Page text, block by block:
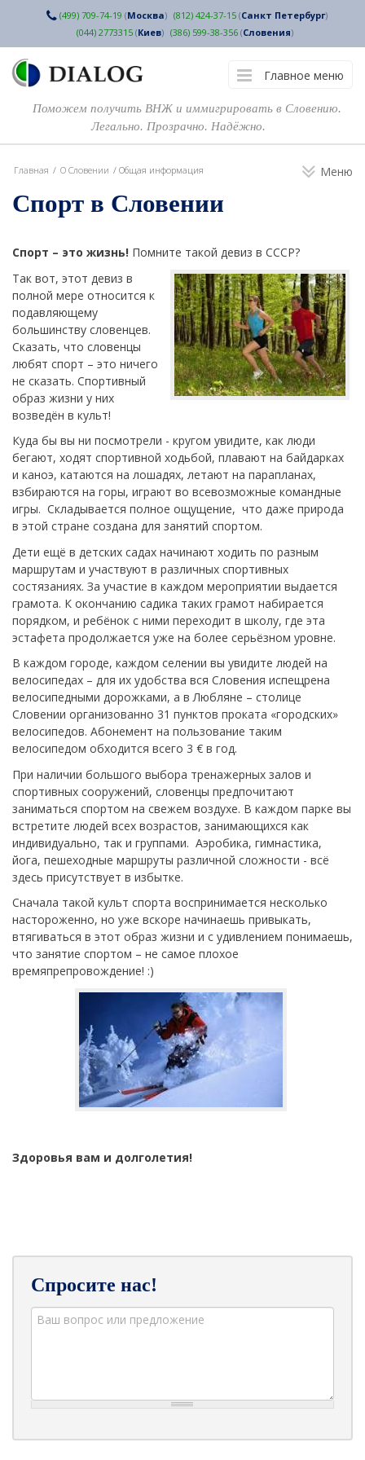
(499) 709-74-19 (Москва) (812) 424-37-15(Санкт Петербург)
(044) 2773315(Киев) (386) 599-38-356(Словения)
Главное меню
Поможем получить ВНЖ и иммигрировать в Словению.
Легально. Прозрачно. Надёжно.
Меню
Главная / О Словении / Общая информация
Спорт в Словении
Спорт – это жизнь! Помните такой девиз в СССР?
Так вот, этот девиз в
полной мере относится к
подавляющему
большинству словенцев.
Сказать, что словенцы
любят спорт – это ничего
не сказать. Спортивный
образ жизни у них
возведён в культ!
Куда бы вы ни посмотрели - кругом увидите, как люди
бегают, ходят спортивной ходьбой, плавают на байдарках
и каноэ, катаются на лошадях, летают на парапланах,
взбираются на горы, играют во всевозможные командные
игры. Складывается полное ощущение, что даже природа
в этой стране создана для занятий спортом.
Дети ещё в детских садах начинают ходить по разным
маршрутам и участвуют в различных спортивных
состязаниях. За участие в каждом мероприятии выдается
грамота. К окончанию садика таких грамот набирается
порядком, и ребёнок с ними переходит в школу, где эта
эстафета продолжается уже на более серьёзном уровне.
В каждом городе, каждом селении вы увидите людей на
велосипедах – для их удобства вся Словения испещрена
велосипедными дорожками, а в Любляне – столице
Словении организованно 31 пунктов проката «городских»
велосипедов. Абонемент на пользование таким
велосипедом обходится всего 3 € в год.
При наличии большого выбора тренажерных залов и
спортивных сооружений, словенцы предпочитают
заниматься спортом на свежем воздухе. В каждом парке вы
встретите людей всех возрастов, занимающихся как
индивидуально, так и группами. Аэробика, гимнастика,
йога, пешеходные маршруты различной сложности - всё
здесь присутствует в избытке.
Сначала такой культ спорта воспринимается несколько
настороженно, но уже вскоре начинаешь привыкать,
втягиваться в этот образ жизни и с удивлением понимаешь,
что занятие спортом – не самое плохое
времяпрепровождение! :)
Здоровья вам и долголетия!
Спросите нас!